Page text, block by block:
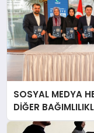
SOSYAL MEDYA
DİĞER